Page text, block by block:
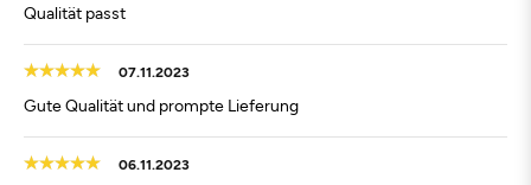
Qualität passt
07.11.2023
Gute Qualität und prompte Lieferung
06.11.2023